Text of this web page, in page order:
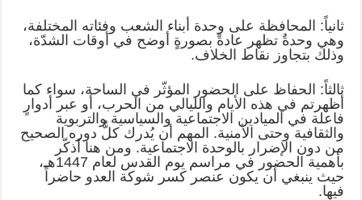
ثانياً: المحافظة على وحدة أبناء الشعب وفئاته المختلفة،
وهي وحدةٌ تظهر عادةً بصورةٍ أوضح في أوقات الشدّة،
وذلك بتجاوز نقاط الخلاف.
ثالثاً: الحفاظ على الحضور المؤثّر في الساحة، سواء كما
أظهرتم في هذه الأيام والليالي من الحرب، أو عبر أدوارٍ
فاعلة في الميادين الاجتماعية والسياسية والتربوية
والثقافية وحتى الأمنية. المهم أن يُدرك كلٌّ دوره الصحيح
من دون الإضرار بالوحدة الاجتماعية. ومن هنا أذكّر
بأهمية الحضور في مراسم يوم القدس لعام 1447هـ،
حيث ينبغي أن يكون عنصر كسر شوكة العدو حاضراً
فيها.